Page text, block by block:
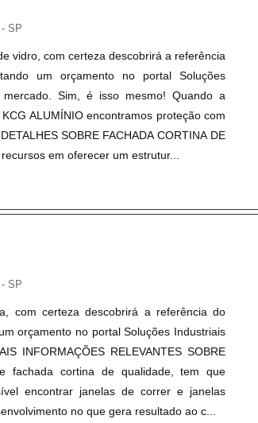
SP
vidro, com certeza descobrirá a referência
um orçamento no portal Soluções
Sim, é isso mesmo! Quando a
ALUMÍNIO encontramos proteção com
SOBRE FACHADA CORTINA DE
em oferecer um estrutur...
SP
com certeza descobrirá a referência do
orçamento no portal Soluções Industriais
INFORMAÇÕES RELEVANTES SOBRE
fachada cortina de qualidade, tem que
encontrar janelas de correr e janelas
no que gera resultado ao c...